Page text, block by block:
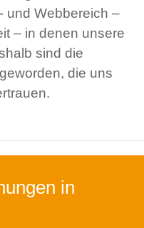
und Webbereich –
– in denen unsere
sind die
die uns
in